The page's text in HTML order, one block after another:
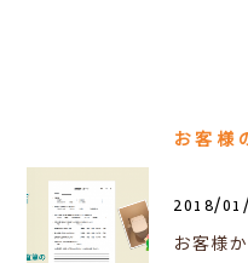
お客様
2018/
お客様